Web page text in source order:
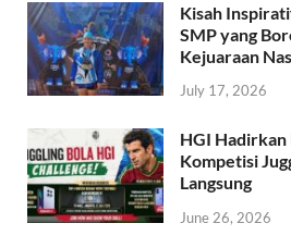
Kisah
SMP yang
Kejuaraan
July 17, 2026
HGI Hadirkan
Kompetisi
Langsung
June 26, 2026